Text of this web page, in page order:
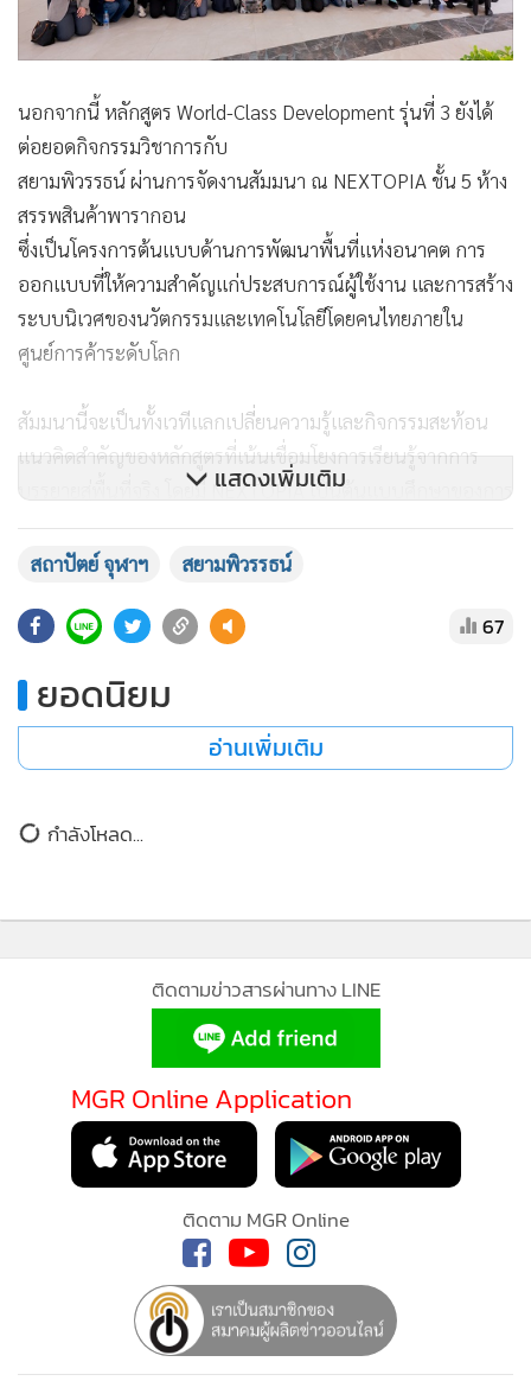
นอกจากนี้ หลักสูตร World-Class Development รุ่นที่ 3 ยังได้
ต่อยอดกิจกรรมวิชาการกับ
สยามพิวรรธน์ ผ่านการจัดงานสัมมนา ณ NEXTOPIA ชั้น 5 ห้าง
สรรพสินค้าพารากอน
ซึ่งเป็นโครงการต้นแบบด้านการพัฒนาพื้นที่แห่งอนาคต การ
ออกแบบที่ให้ความสำคัญแก่ประสบการณ์ผู้ใช้งาน และการสร้าง
ระบบนิเวศของนวัตกรรมและเทคโนโลยีโดยคนไทยภายใน
ศูนย์การค้าระดับโลก
สัมมนานี้จะเป็นทั้งเวทีแลกเปลี่ยนความรู้และกิจกรรมสะท้อน
แนวคิดสำคัญของหลักสูตรที่เน้นเชื่อมโยงการเรียนรู้จากการ
บรรยายสู่พื้นที่จริง โดยมี NEXTOPIA เป็นต้นแบบศึกษาของการ
พัฒนาพื้นที่เชิงนวัตกรรมและความคิดสร้างสรรค์ในบริบทของ
ศูนย์การค้า mixed-use และ future lifestyle development
สถาปัตยกรรมศาสตร์ จุฬาลงกรณ์มหาวิทยาลัย
และพันธมิตรภาคธุรกิจ ในการร่วมกันพัฒนาผู้นำที่สามารถมอง
การพัฒนาโครงการได้อย่างลึกซึ้ง รอบด้าน และสร้างผลกระทบ
แสดงเพิ่มเติม
สถาปัตย์ จุฬาฯ สยามพิวรรธน์
67
ยอดนิยม
อ่านเพิ่มเติม
กำลังโหลด...
ติดตามข่าวสารผ่านทาง LINE
MGR Online Application
ติดตาม MGR Online